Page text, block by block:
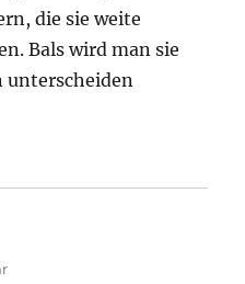
die sie weite
Bals wird man sie
unterscheiden